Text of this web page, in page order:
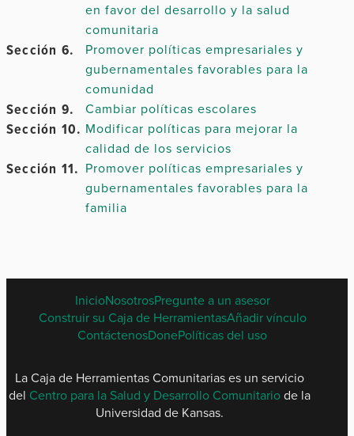
Capítulo 5.
Capítulo
6.
Capítulo
10.
en favor del desarrollo y la salud
comunitaria
Sección 6.
Promover políticas empresariales y
gubernamentales favorables para la
comunidad
Sección 9. Cambiar políticas escolares
Sección 10. Modificar políticas para mejorar la
calidad de los servicios
Sección 11. Promover políticas empresariales y
gubernamentales favorables para la
familia
SPANISH
FOOTER
MENU
InicioNosotrosPregunte a un asesor
Construir su Caja de HerramientasAñadir vínculo
ContáctenosDonePolíticas del uso
La Caja de Herramientas Comunitarias es un servicio
del Centro para la Salud y Desarrollo Comunitariode la
Universidad de Kansas.